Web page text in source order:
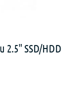
2.5" SSD/HDD